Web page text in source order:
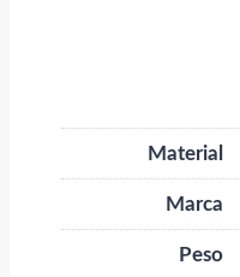
Material
Marca
Peso